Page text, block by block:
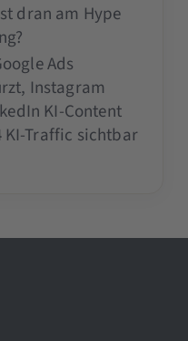
dran am Hype
Ads
Instagram
KI-Content
KI-Traffic sichtbar